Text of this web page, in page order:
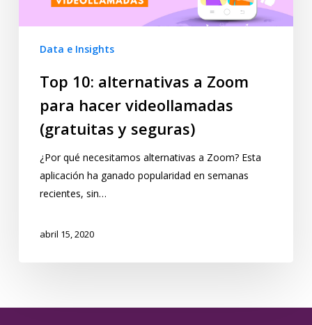
Data e Insights
Top 10: alternativas a Zoom
para hacer videollamadas
(gratuitas y seguras)
¿Por qué necesitamos alternativas a Zoom? Esta
aplicación ha ganado popularidad en semanas
recientes, sin…
abril 15, 2020